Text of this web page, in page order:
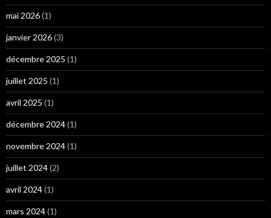
mai 2026(1)
janvier 2026(3)
décembre 2025 (1)
juillet 2025 (1)
avril 2025 (1)
décembre 2024(1)
novembre 2024(1)
juillet 2024(2)
avril 2024(1)
mars 2024(1)